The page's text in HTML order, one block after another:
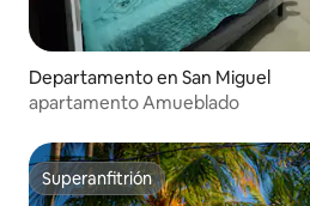
Departamento en San Miguel
apartamento Amueblado
Superanfitrión
Superanfitrión